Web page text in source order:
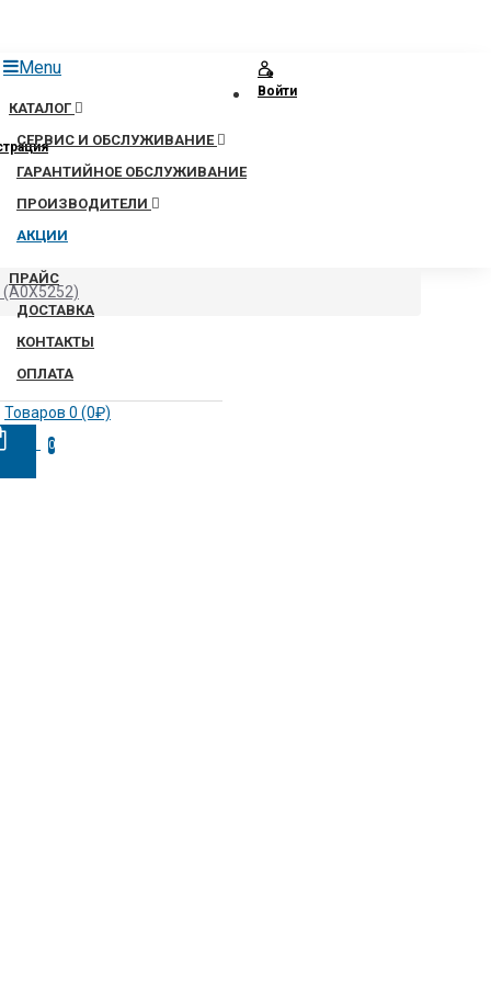
Menu
КАТАЛОГ
СЕРВИС И ОБСЛУЖИВАНИЕ
ГАРАНТИЙНОЕ ОБСЛУЖИВАНИЕ
ПРОИЗВОДИТЕЛИ
АКЦИИ
ПРАЙС
ДОСТАВКА
КОНТАКТЫ
ОПЛАТА
Товаров 0 (0₽)
0
Войти